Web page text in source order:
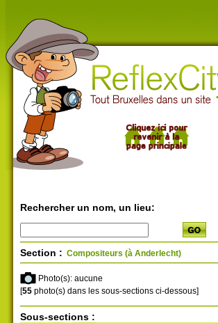
Rechercher un nom, un lieu:
Section : Compositeurs (à Anderlecht)
Photo(s): aucune
[55 photo(s) dans les sous-sections ci-dessous]
Sous-sections :